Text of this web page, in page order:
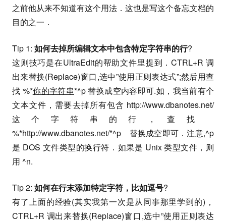
之前他从来不知道有这个用法．这也是写这个备忘文档的
目的之一．
Tip 1: 如何去掉所编辑文本中包含特定字符串的行?
这则技巧是在UltraEdit的帮助文件里提到．CTRL+R 调
出来替换(Replace)窗口,选中”使用正则表达式”;然后用查
找 %*你的字符串*^p 替换成空内容即可.如，我当前有个
文本文件，需要去掉所有包含 http://www.dbanotes.net/
这个字符串的行，查找
%*http://www.dbanotes.net/*^p 替换成空即可．注意,^p
是 DOS 文件类型的换行符．如果是 Unix 类型文件，则
用 ^n.
Tip 2: 如何在行末添加特定字符，比如逗号?
有了上面的经验(其实我第一次是从同事那里学到的)，
CTRL+R 调出来替换(Replace)窗口,选中”使用正则表达